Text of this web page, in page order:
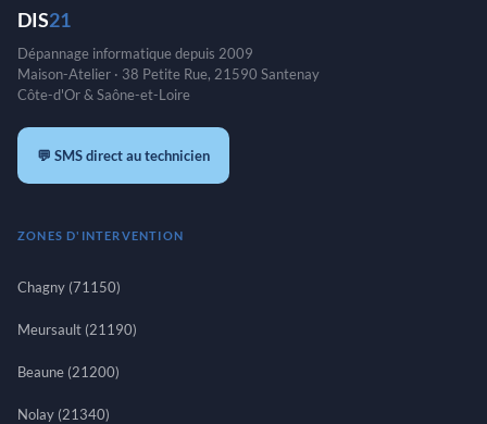
DIS21
Dépannage informatique depuis 2009
Maison-Atelier · 38 Petite Rue, 21590 Santenay
Côte-d'Or & Saône-et-Loire
💬 SMS direct au technicien
ZONES D'INTERVENTION
Chagny (71150)
Meursault (21190)
Beaune (21200)
Nolay (21340)